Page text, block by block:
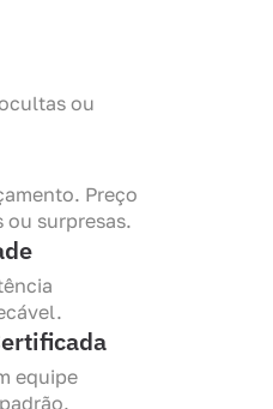
ou
Preço
surpresas.
equipe